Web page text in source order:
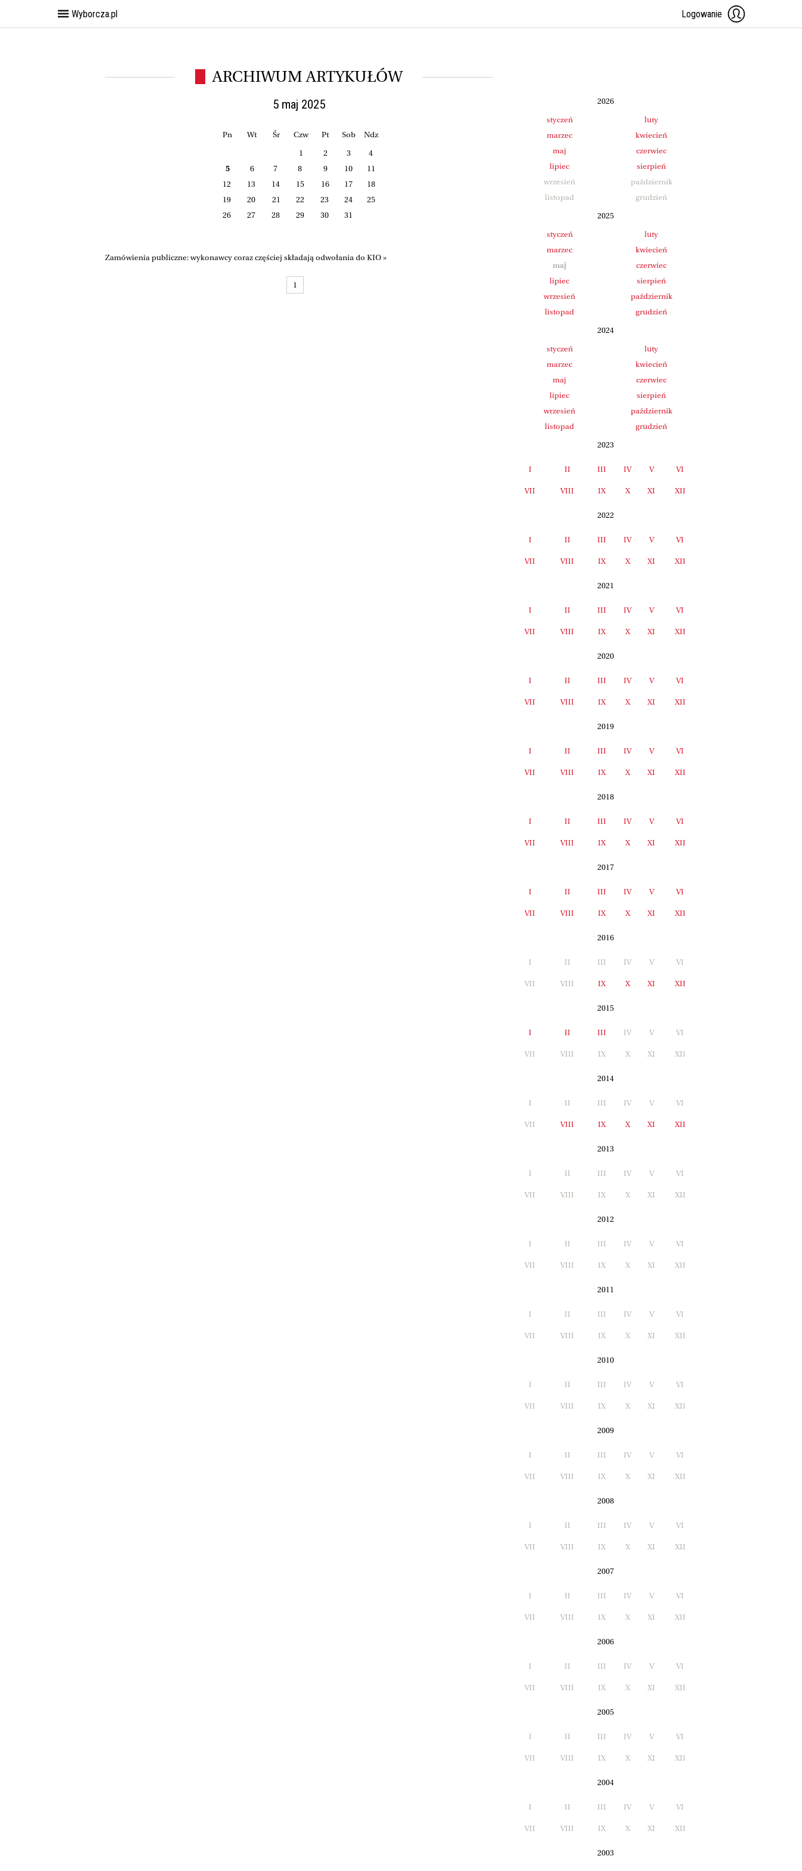
Wyborcza.pl Logowanie
ARCHIWUM ARTYKUŁÓW
5 maj 2025
Pn Wt Śr Czw Pt Sob Ndz
1 2 3
4
5
6 7 8 9 10
11
12
13 14 15 16 17
18
19
20 21 22 23 24
25
26
27 28 29 30 31
Zamówienia publiczne: wykonawcy coraz częściej składają odwołania do KIO »
1
2026
styczeń
luty
marzec
kwiecień
maj
czerwiec
lipiec
sierpień
wrzesień
październik
listopad
grudzień
2025
styczeń
luty
marzec
kwiecień
maj
czerwiec
lipiec
sierpień
wrzesień
październik
listopad
grudzień
2024
styczeń
luty
marzec
kwiecień
maj
czerwiec
lipiec
sierpień
wrzesień
październik
listopad
grudzień
2023
I II III IV V VI
VII VIII IX X XI XII
2022
I II III IV V VI
VII VIII IX X XI XII
2021
I II III IV V VI
VII VIII IX X XI XII
2020
I II III IV V VI
VII VIII IX X XI XII
2019
I II III IV V VI
VII VIII IX X XI XII
2018
I II III IV V VI
VII VIII IX X XI XII
2017
I II III IV V VI
VII VIII IX X XI XII
2016
I II III IV V VI
VII VIII IX X XI XII
2015
I II III IV V VI
VII VIII IX X XI XII
2014
I II III IV V VI
VII VIII IX X XI XII
2013
I II III IV V VI
VII VIII IX X XI XII
2012
I II III IV V VI
VII VIII IX X XI XII
2011
I II III IV V VI
VII VIII IX X XI XII
2010
I II III IV V VI
VII VIII IX X XI XII
2009
I II III IV V VI
VII VIII IX X XI XII
2008
I II III IV V VI
VII VIII IX X XI XII
2007
I II III IV V VI
VII VIII IX X XI XII
2006
I II III IV V VI
VII VIII IX X XI XII
2005
I II III IV V VI
VII VIII IX X XI XII
2004
I II III IV V VI
VII VIII IX X XI XII
2003